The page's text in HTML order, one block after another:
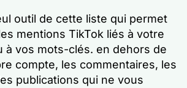
outil de cette liste qui permet
mentions TikTok liés à votre
à vos mots-clés. en dehors de
compte, les commentaires, les
publications qui ne vous